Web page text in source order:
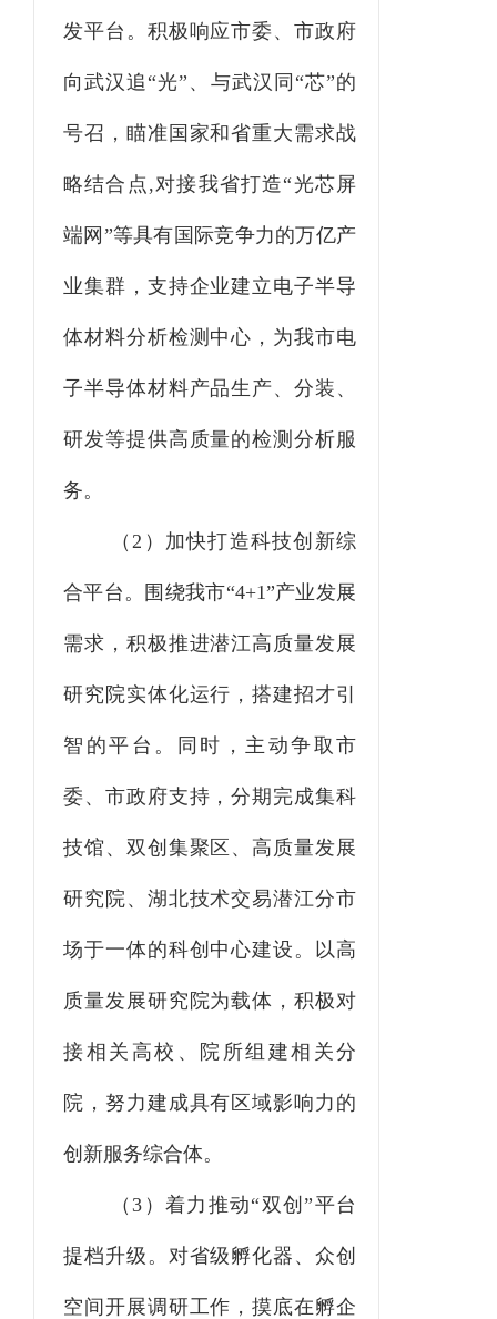
发平台。积极响应市委、市政府
向武汉追“光”、与武汉同“芯”的
号召，瞄准国家和省重大需求战
略结合点,对接我省打造“光芯屏
端网”等具有国际竞争力的万亿产
业集群，支持企业建立电子半导
体材料分析检测中心，为我市电
子半导体材料产品生产、分装、
研发等提供高质量的检测分析服
务。
（2）加快打造科技创新综
合平台。围绕我市“4+1”产业发展
需求，积极推进潜江高质量发展
研究院实体化运行，搭建招才引
智的平台。同时，主动争取市
委、市政府支持，分期完成集科
技馆、双创集聚区、高质量发展
研究院、湖北技术交易潜江分市
场于一体的科创中心建设。以高
质量发展研究院为载体，积极对
接相关高校、院所组建相关分
院，努力建成具有区域影响力的
创新服务综合体。
（3）着力推动“双创”平台
提档升级。对省级孵化器、众创
空间开展调研工作，摸底在孵企